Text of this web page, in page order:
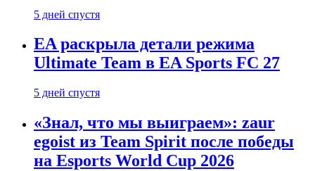
5 дней спустя
EA раскрыла детали режима
Ultimate Team в EA Sports FC 27
5 дней спустя
«Знал, что мы выиграем»: zaur
egoist из Team Spirit после победы
на Esports World Cup 2026